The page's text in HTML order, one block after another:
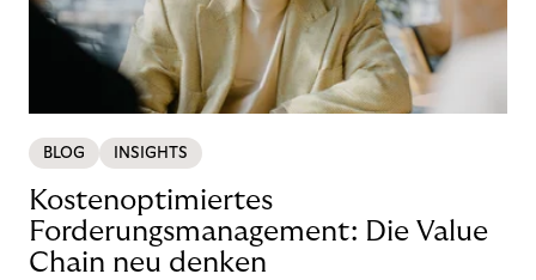
BLOG INSIGHTS
Kostenoptimiertes
Forderungsmanagement: Die Value
Chain neu denken